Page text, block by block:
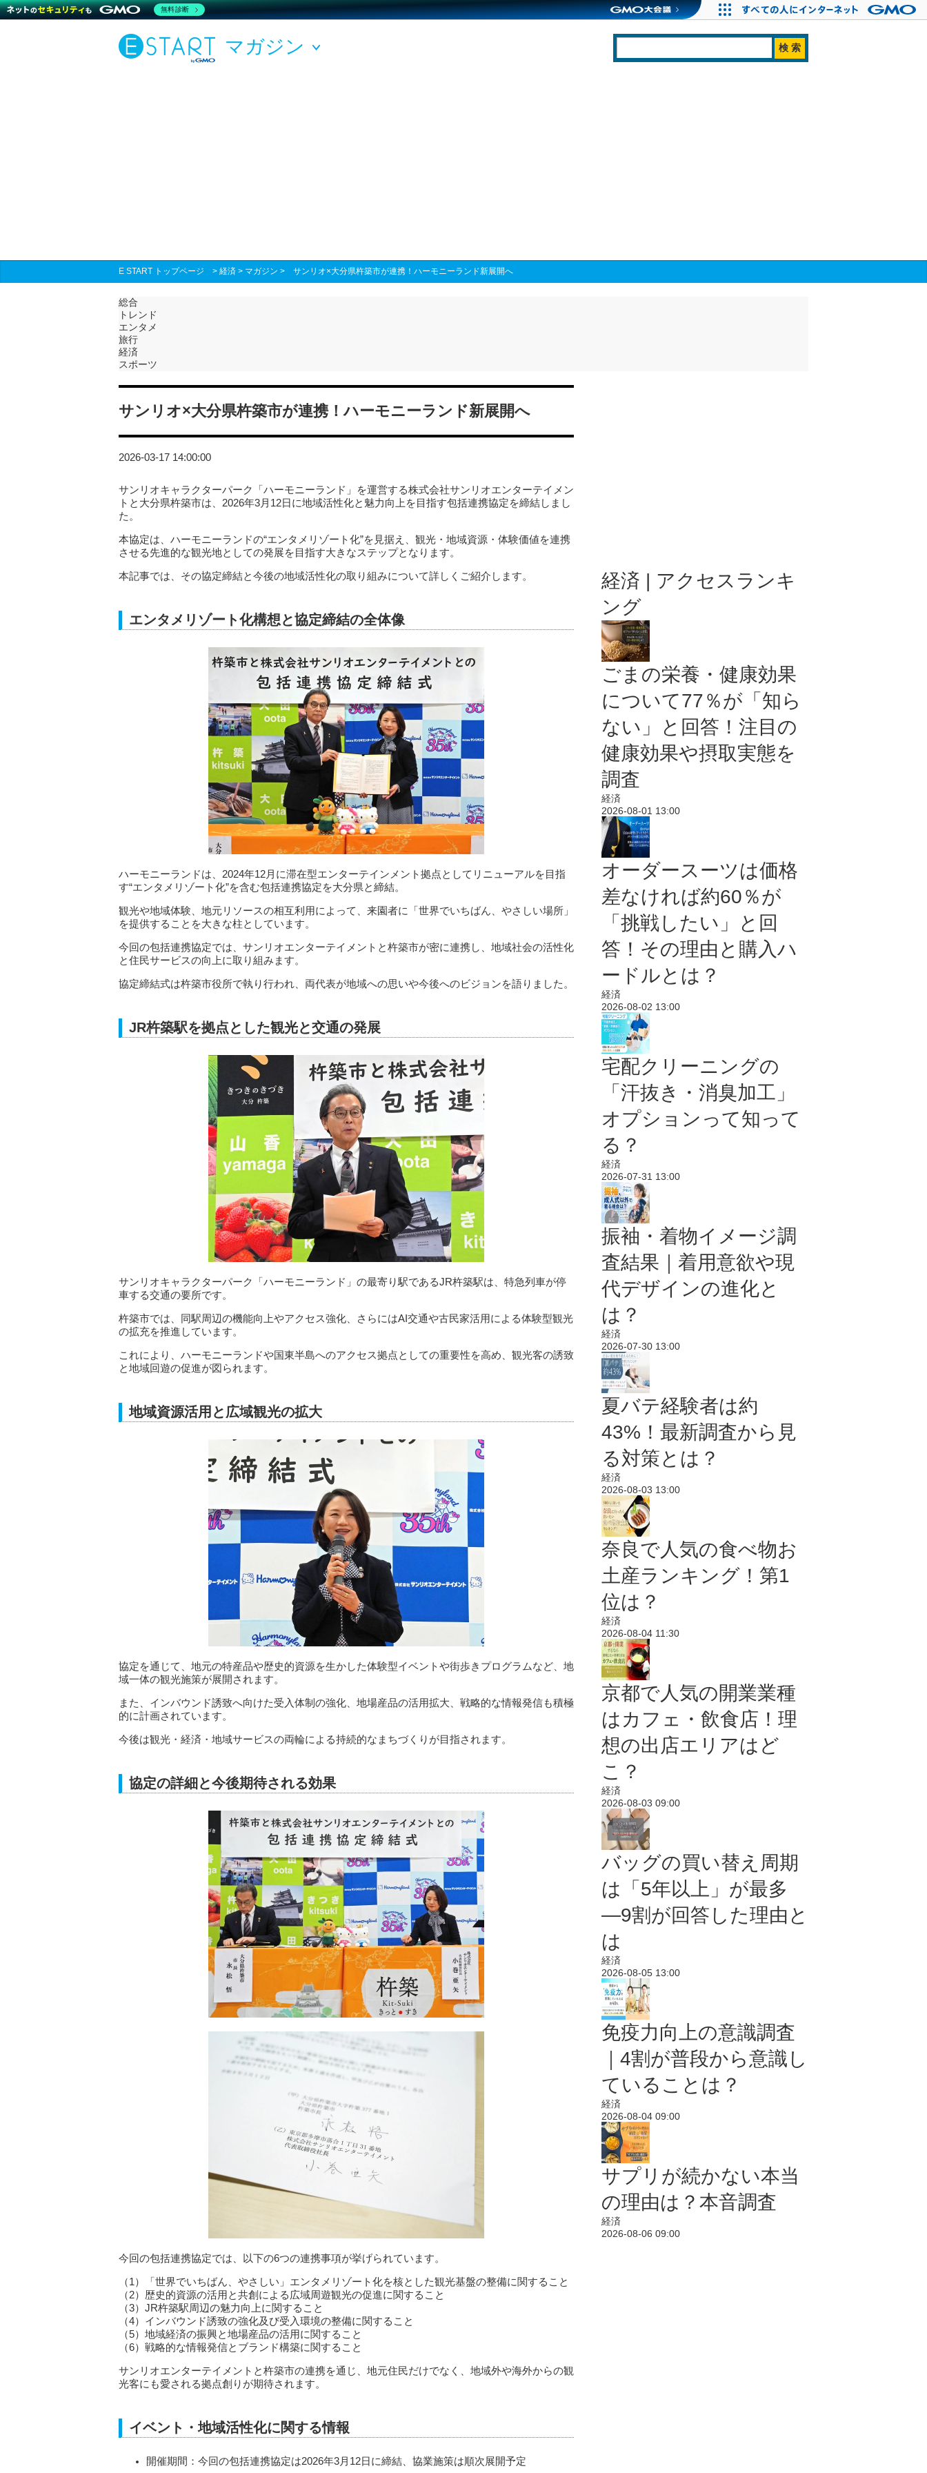
マガジン
E START トップページ > 経済 > マガジン > サンリオ×大分県杵築市が連携！ハーモニーランド新展開へ
総合
トレンド
エンタメ
旅行
経済
スポーツ
サンリオ×大分県杵築市が連携！ハーモニーランド新展開へ
2026-03-17 14:00:00
サンリオキャラクターパーク「ハーモニーランド」を運営する株式会社サンリオエンターテイメン
トと大分県杵築市は、2026年3月12日に地域活性化と魅力向上を目指す包括連携協定を締結しまし
た。
本協定は、ハーモニーランドの“エンタメリゾート化”を見据え、観光・地域資源・体験価値を連携
させる先進的な観光地としての発展を目指す大きなステップとなります。
本記事では、その協定締結と今後の地域活性化の取り組みについて詳しくご紹介します。
エンタメリゾート化構想と協定締結の全体像
ハーモニーランドは、2024年12月に滞在型エンターテインメント拠点としてリニューアルを目指
す“エンタメリゾート化”を含む包括連携協定を大分県と締結。
観光や地域体験、地元リソースの相互利用によって、来園者に「世界でいちばん、やさしい場所」
を提供することを大きな柱としています。
今回の包括連携協定では、サンリオエンターテイメントと杵築市が密に連携し、地域社会の活性化
と住民サービスの向上に取り組みます。
協定締結式は杵築市役所で執り行われ、両代表が地域への思いや今後へのビジョンを語りました。
JR杵築駅を拠点とした観光と交通の発展
サンリオキャラクターパーク「ハーモニーランド」の最寄り駅であるJR杵築駅は、特急列車が停
車する交通の要所です。
杵築市では、同駅周辺の機能向上やアクセス強化、さらにはAI交通や古民家活用による体験型観光
の拡充を推進しています。
これにより、ハーモニーランドや国東半島へのアクセス拠点としての重要性を高め、観光客の誘致
と地域回遊の促進が図られます。
地域資源活用と広域観光の拡大
協定を通じて、地元の特産品や歴史的資源を生かした体験型イベントや街歩きプログラムなど、地
域一体の観光施策が展開されます。
また、インバウンド誘致へ向けた受入体制の強化、地場産品の活用拡大、戦略的な情報発信も積極
的に計画されています。
今後は観光・経済・地域サービスの両輪による持続的なまちづくりが目指されます。
協定の詳細と今後期待される効果
今回の包括連携協定では、以下の6つの連携事項が挙げられています。
（1）「世界でいちばん、やさしい」エンタメリゾート化を核とした観光基盤の整備に関すること
（2）歴史的資源の活用と共創による広域周遊観光の促進に関すること
（3）JR杵築駅周辺の魅力向上に関すること
（4）インバウンド誘致の強化及び受入環境の整備に関すること
（5）地域経済の振興と地場産品の活用に関すること
（6）戦略的な情報発信とブランド構築に関すること
サンリオエンターテイメントと杵築市の連携を通じ、地元住民だけでなく、地域外や海外からの観
光客にも愛される拠点創りが期待されます。
イベント・地域活性化に関する情報
開催期間：今回の包括連携協定は2026年3月12日に締結、協業施策は順次展開予定
経済 | アクセスランキ
ング
ごまの栄養・健康効果
について77％が「知ら
ない」と回答！注目の
健康効果や摂取実態を
調査
経済
2026-08-01 13:00
オーダースーツは価格
差なければ約60％が
「挑戦したい」と回
答！その理由と購入ハ
ードルとは？
経済
2026-08-02 13:00
宅配クリーニングの
「汗抜き・消臭加工」
オプションって知って
る？
経済
2026-07-31 13:00
振袖・着物イメージ調
査結果｜着用意欲や現
代デザインの進化と
は？
経済
2026-07-30 13:00
夏バテ経験者は約
43%！最新調査から見
る対策とは？
経済
2026-08-03 13:00
奈良で人気の食べ物お
土産ランキング！第1
位は？
経済
2026-08-04 11:30
京都で人気の開業業種
はカフェ・飲食店！理
想の出店エリアはど
こ？
経済
2026-08-03 09:00
バッグの買い替え周期
は「5年以上」が最多
―9割が回答した理由と
は
経済
2026-08-05 13:00
免疫力向上の意識調査
｜4割が普段から意識し
ていることは？
経済
2026-08-04 09:00
サプリが続かない本当
の理由は？本音調査
経済
2026-08-06 09:00
無料診断